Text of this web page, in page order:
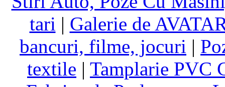
tari | Galerie de
bancuri, filme, jocuri |
textile | Tamplarie PVC